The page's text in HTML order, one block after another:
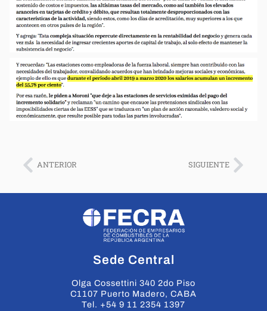
ANTERIOR SIGUIENTE
Sede Central
Olga Cossettini 340 2do Piso
C1107 Puerto Madero, CABA
Tel. +54 9 11 2354 1397